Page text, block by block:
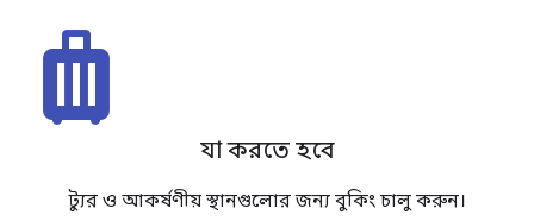
luggage
যা করতে হবে
ট্যুর ও আকর্ষণীয় স্থানগুলোর জন্য বুকিং চালু করুন।